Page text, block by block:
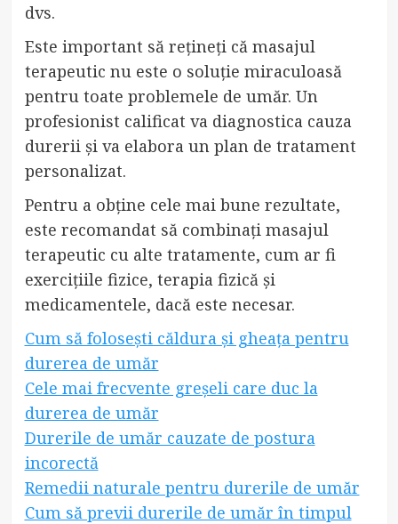
dvs.
Este important să rețineți că masajul
terapeutic nu este o soluție miraculoasă
pentru toate problemele de umăr. Un
profesionist calificat va diagnostica cauza
durerii și va elabora un plan de tratament
personalizat.
Pentru a obține cele mai bune rezultate,
este recomandat să combinați masajul
terapeutic cu alte tratamente, cum ar fi
exercițiile fizice, terapia fizică și
medicamentele, dacă este necesar.
Cum să folosești căldura și gheața pentru
durerea de umăr
Cele mai frecvente greșeli care duc la
durerea de umăr
Durerile de umăr cauzate de postura
incorectă
Remedii naturale pentru durerile de umăr
Cum să previi durerile de umăr în timpul